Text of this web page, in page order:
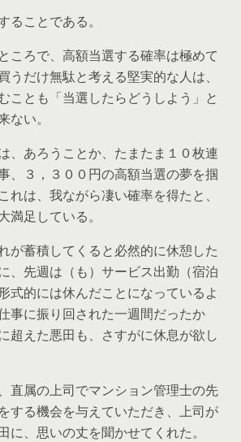
ることである。
ころで、高額当選する確率は極めて
うだけ無駄と考える堅実的な人は、
ことも「当選したらどうしよう」と
ない。
、あろうことか、たまたま１０枚連
、３，３００円の高額当選の夢を掴
れは、我ながら凄い確率を得たと、
満足している。
が蓄積してくると必然的に休憩した
、先週は（も）サービス出勤（宿泊
式的には休んだことになっているよ
事に振り回された一週間だったか
超えた悪田も、さすがに休息が欲し
直属の上司でマンション管理士の先
する機会を与えていただき、上司が
に、思いの丈を聞かせてくれた。